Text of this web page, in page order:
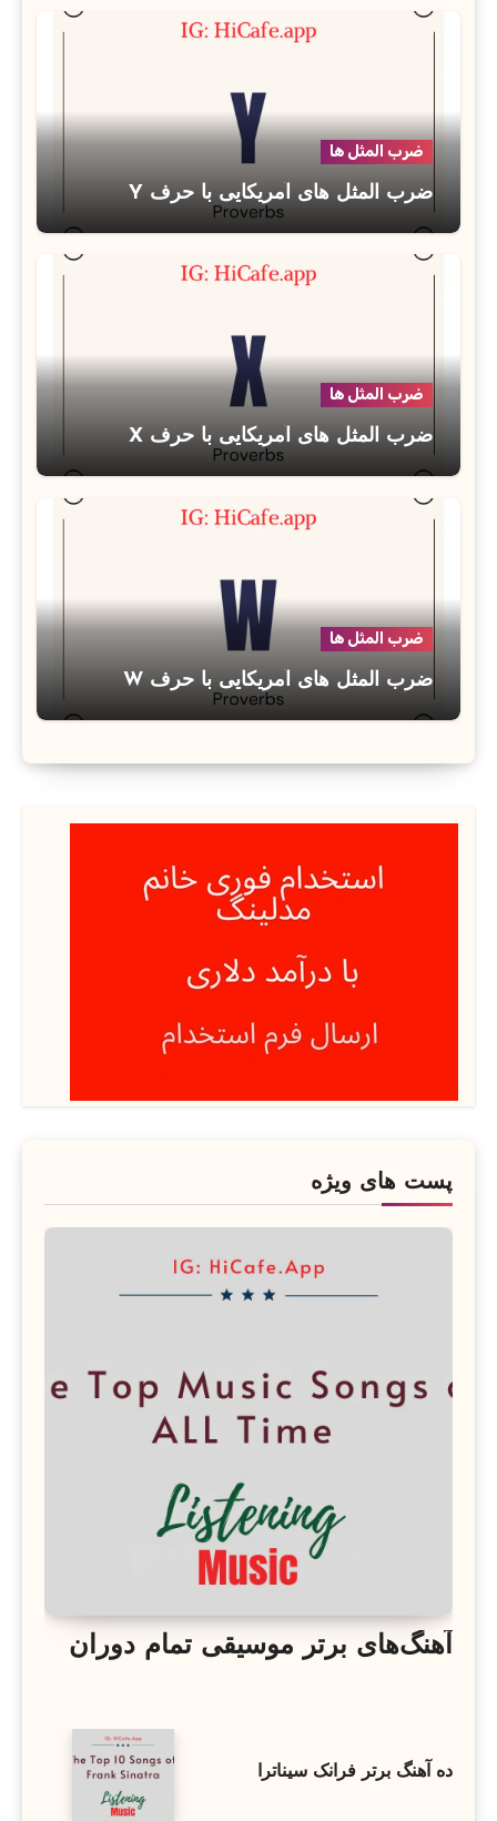
ضرب المثل ها
ضرب المثل های آمریکایی با حرف Y
ضرب المثل ها
ضرب المثل های آمریکایی با حرف X
ضرب المثل ها
ضرب المثل های آمریکایی با حرف W
پست های ویژه
آهنگ‌های برتر موسیقی تمام دوران
ده آهنگ برتر فرانک سیناترا